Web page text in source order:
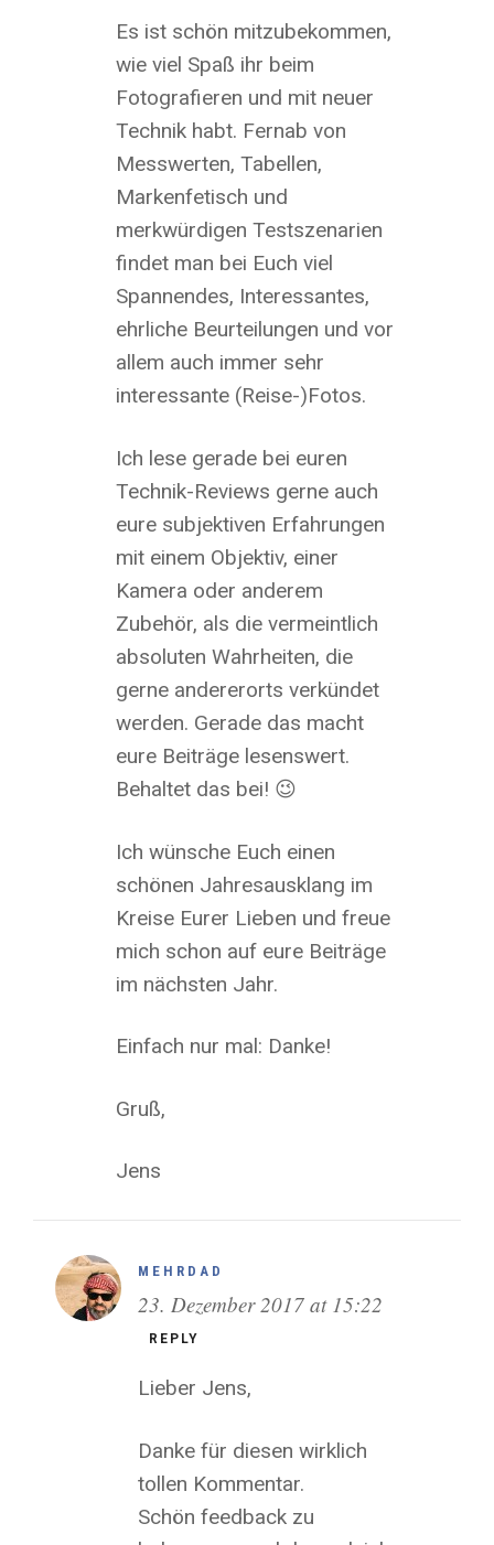
Es ist schön mitzubekommen,
wie viel Spaß ihr beim
Fotografieren und mit neuer
Technik habt. Fernab von
Messwerten, Tabellen,
Markenfetisch und
merkwürdigen Testszenarien
findet man bei Euch viel
Spannendes, Interessantes,
ehrliche Beurteilungen und vor
allem auch immer sehr
interessante (Reise-)Fotos.
Ich lese gerade bei euren
Technik-Reviews gerne auch
eure subjektiven Erfahrungen
mit einem Objektiv, einer
Kamera oder anderem
Zubehör, als die vermeintlich
absoluten Wahrheiten, die
gerne andererorts verkündet
werden. Gerade das macht
eure Beiträge lesenswert.
Behaltet das bei! 😉
Ich wünsche Euch einen
schönen Jahresausklang im
Kreise Eurer Lieben und freue
mich schon auf eure Beiträge
im nächsten Jahr.
Einfach nur mal: Danke!
Gruß,
Jens
MEHRDAD
23. Dezember 2017 at 15:22
REPLY
Lieber Jens,
Danke für diesen wirklich
tollen Kommentar.
Schön feedback zu